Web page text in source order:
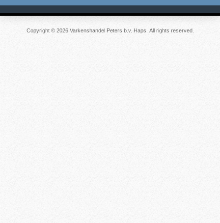
Copyright © 2026 Varkenshandel Peters b.v. Haps. All rights reserved.